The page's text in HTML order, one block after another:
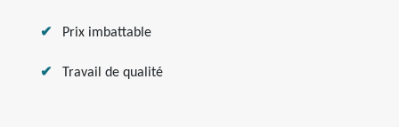
Prix imbattable
Travail de qualité